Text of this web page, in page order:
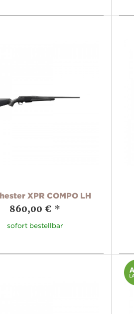
XPR COMPO LH
860,00 € *
sofort bestellbar